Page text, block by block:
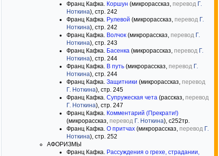
Франц Кафка. Коршун (микрорассказ, перевод Г.
Ноткина), стр. 242
Франц Кафка. Рулевой (микрорассказ, перевод Г.
Ноткина), стр. 242
Франц Кафка. Волчок (микрорассказ, перевод Г.
Ноткина), стр. 243
Франц Кафка. Басенка (микрорассказ, перевод Г.
Ноткина), стр. 244
Франц Кафка. В путь (микрорассказ, перевод Г.
Ноткина), стр. 244
Франц Кафка. Защитники (микрорассказ, перевод
Г. Ноткина), стр. 245
Франц Кафка. Супружеская чета (рассказ, перевод
Г. Ноткина), стр. 247
Франц Кафка. Комментарий (Прекрати!)
(микрорассказ, перевод Г. Ноткина), с252тр.
Франц Кафка. О притчах (микрорассказ, перевод Г.
Ноткина), стр. 252
АФОРИЗМЫ
Франц Кафка. Рассуждения о грехе, страдании,